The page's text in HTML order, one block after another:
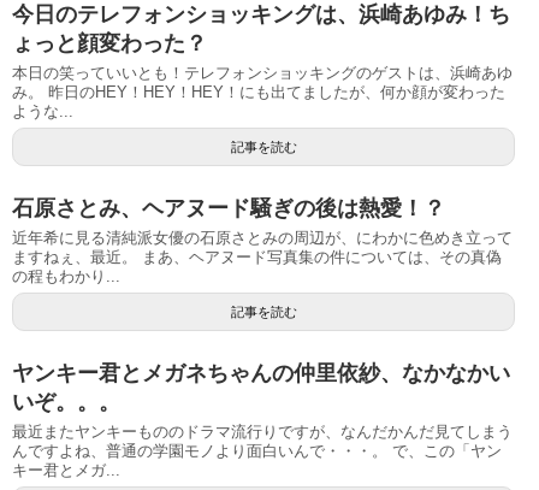
今日のテレフォンショッキングは、浜崎あゆみ！ち
ょっと顔変わった？
本日の笑っていいとも！テレフォンショッキングのゲストは、浜崎あゆ
み。 昨日のHEY！HEY！HEY！にも出てましたが、何か顔が変わった
ような...
記事を読む
石原さとみ、ヘアヌード騒ぎの後は熱愛！？
近年希に見る清純派女優の石原さとみの周辺が、にわかに色めき立って
ますねぇ、最近。 まあ、ヘアヌード写真集の件については、その真偽
の程もわかり...
記事を読む
ヤンキー君とメガネちゃんの仲里依紗、なかなかい
いぞ。。。
最近またヤンキーもののドラマ流行りですが、なんだかんだ見てしまう
んですよね、普通の学園モノより面白いんで・・・。 で、この「ヤン
キー君とメガ...